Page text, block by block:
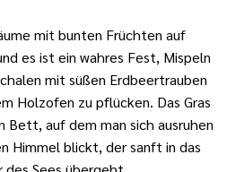
mit bunten Früchten auf
es ist ein wahres Fest, Mispeln
mit süßen Erdbeertrauben
Holzofen zu pflücken. Das Gras
Bett, auf dem man sich ausruhen
Himmel blickt, der sanft in das